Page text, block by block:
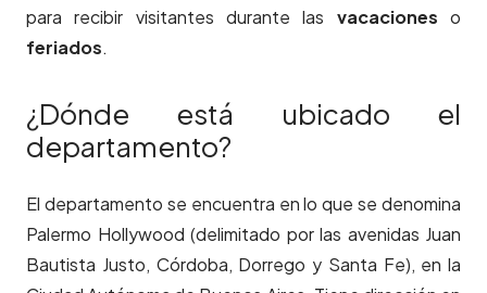
para recibir visitantes durante las vacaciones o
feriados.
¿Dónde está ubicado el
departamento?
El departamento se encuentra en lo que se denomina
Palermo Hollywood (delimitado por las avenidas Juan
Bautista Justo, Córdoba, Dorrego y Santa Fe), en la